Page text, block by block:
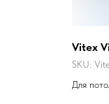
Vitex
SKU:
Для